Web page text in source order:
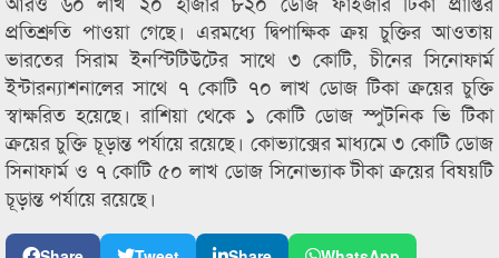
প্রতিশ্রুতি পাওয়া গেছে। এরমধ্যে দ্বিপাক্ষিক ক্রয় চুক্তির আওতায়
ভারতের সিরাম ইনস্টিটিউটের সাথে ৩ কোটি, চীনের সিনোফার্ম
ইন্টারন্যাশনালের সাথে ৭ কোটি ৭০ লাখ ডোজ টিকা ক্রয়ের চুক্তি
স্বাক্ষরিত হয়েছে। রাশিয়া থেকে ১ কোটি ডোজ স্পুটনিক ভি টিকা
ক্রয়ের চুক্তি চূড়ান্ত পর্যায়ে রয়েছে। কোভ্যাক্সের মাধ্যমে ৩ কোটি ডোজ
সিনাফার্ম ও ৭ কোটি ৫০ লাখ ডোজ সিনোভ্যাক টীকা ক্রয়ের বিষয়টি
চূড়ান্ত পর্যায়ে রয়েছে।